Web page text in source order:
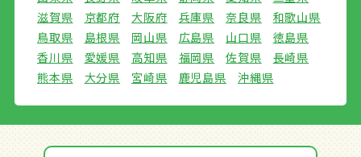
滋賀県
京都府 大阪府 兵庫県 奈良県
和歌山県
鳥取県
島根県 岡山県 広島県 山口県
徳島県
香川県
愛媛県 高知県 福岡県 佐賀県
長崎県
熊本県
大分県 宮崎県 鹿児島県 沖縄県